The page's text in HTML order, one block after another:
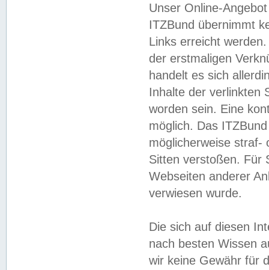
Unser Online-
ITZBund übernimmt
Links erreicht
der erstmaligen
handelt es sich
Inhalte der verlinkten
worden sein. Eine
möglich. Das
möglicherweise straf-
Sitten verstoßen. Für
Webseiten anderer
verwiesen wurde.
Die sich auf diesen
nach besten Wissen
wir keine Gewähr für